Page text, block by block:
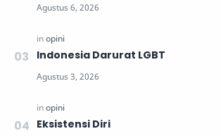
Indonesia Darurat LGBT
Eksistensi Diri